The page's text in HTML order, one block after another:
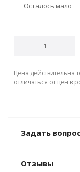
Осталось мало
Цена действительна
отличаться от цен в
Задать
Отзывы